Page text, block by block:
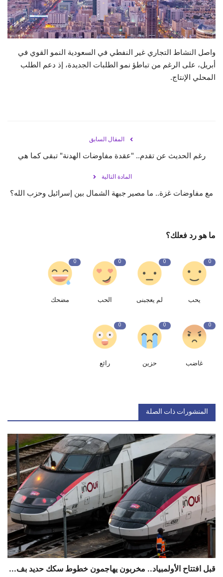
حياة
واصل النشاط التجاري غير النفطي في السعودية النمو القوي في
أبريل، على الرغم من تباطؤ نمو الطلبات الجديدة، إذ دعم الطلب
المحلي الإنتاج.
المقال السابق
رغم الحديث عن تقدم.. "عقدة مفاوضات الهدنة" تبقى كما هي
المادة التالية
مع مفاوضات غزة.. ما مصير جبهة الشمال بين إسرائيل وحزب الله؟
ما هو رد فعلك؟
0
يحب
0
لم يعجبنى
0
الحب
0
مضحك
0
غاضب
0
حزين
0
رائع
المنشورات ذات الصلة
قبل افتتاح الأولمبياد.. مخربون يهاجمون خطوط سكك حديد بف...